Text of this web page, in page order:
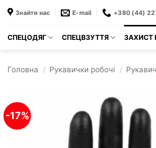
Знайти нас E-mail +380 (44)
СПЕЦОДЯГ СПЕЦВЗУТТЯ ЗАХИСТ
Головна / Рукавички робочі /
-17%